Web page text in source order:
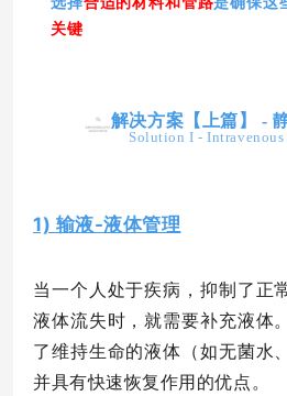
关键
解决方案【上篇】 -
Solution I - Intravenous
1) 输液-液体管理
当一个人处于疾病，抑制了正
液体流失时，就需要补充液体
了维持生命的液体（如无菌水
并具有快速恢复作用的优点。